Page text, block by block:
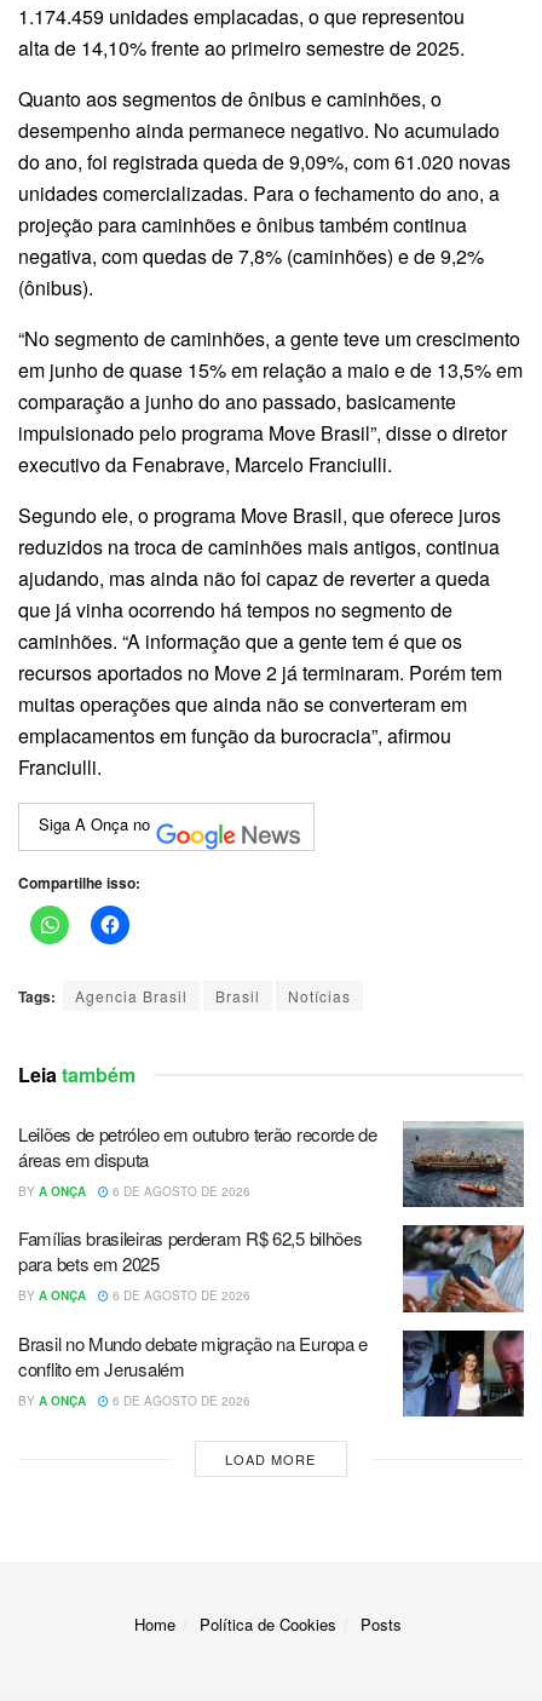
1.174.459 unidades emplacadas, o que representou
alta de 14,10% frente ao primeiro semestre de 2025.
Quanto aos segmentos de ônibus e caminhões, o
desempenho ainda permanece negativo. No acumulado
do ano, foi registrada queda de 9,09%, com 61.020 novas
unidades comercializadas. Para o fechamento do ano, a
projeção para caminhões e ônibus também continua
negativa, com quedas de 7,8% (caminhões) e de 9,2%
(ônibus).
“No segmento de caminhões, a gente teve um crescimento
em junho de quase 15% em relação a maio e de 13,5% em
comparação a junho do ano passado, basicamente
impulsionado pelo programa Move Brasil”, disse o diretor
executivo da Fenabrave, Marcelo Franciulli.
Segundo ele, o programa Move Brasil, que oferece juros
reduzidos na troca de caminhões mais antigos, continua
ajudando, mas ainda não foi capaz de reverter a queda
que já vinha ocorrendo há tempos no segmento de
caminhões. “A informação que a gente tem é que os
recursos aportados no Move 2 já terminaram. Porém tem
muitas operações que ainda não se converteram em
emplacamentos em função da burocracia”, afirmou
Franciulli.
Siga A Onça no
Compartilhe isso:
Tags: Agencia Brasil Brasil Notícias
Leia também
Leilões de petróleo em outubro terão recorde de
áreas em disputa
BY A ONÇA 6 DE AGOSTO DE 2026
Famílias brasileiras perderam R$ 62,5 bilhões
para bets em 2025
BY A ONÇA 6 DE AGOSTO DE 2026
Brasil no Mundo debate migração na Europa e
conflito em Jerusalém
BY A ONÇA 6 DE AGOSTO DE 2026
LOAD MORE
Home Política de Cookies Posts